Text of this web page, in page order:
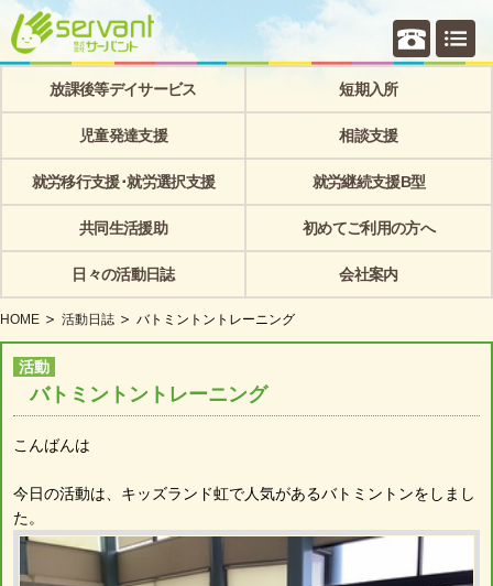
個別相
放課後等デイサービス 短期入所
児童発達支援 相談支援
就労移行支援･就労選択支援 就労継続支援B型
共同生活援助 初めてご利用の方へ
日々の活動日誌 会社案内
HOME 活動日誌 バトミントントレーニング
活動
バトミントントレーニング
こんばんは
今日の活動は、キッズランド虹で人気があるバトミントンをしまし
た。